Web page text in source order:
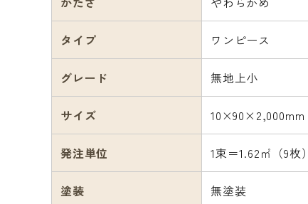
タイプ ワンピース
グレード 無地上小
サイズ 10×90×2,000mm
発注単位 1束＝1.62㎡（9枚）
塗装 無塗装